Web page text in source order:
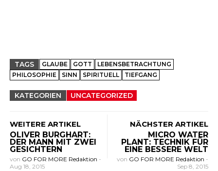
TAGS GLAUBE GOTT
LEBENSBETRACHTUNG
PHILOSOPHIE
SINN SPIRITUELL TIEFGANG
KATEGORIEN UNCATEGORIZED
WEITERE ARTIKEL
OLIVER BURGHART:
DER MANN MIT ZWEI
GESICHTERN
von GO FOR MORE Redaktion -
Aug 18, 2015
NÄCHSTER ARTIKEL
MICRO WATER
PLANT: TECHNIK FÜR
EINE BESSERE WELT
von GO FOR MORE Redaktion -
Sep 8, 2015